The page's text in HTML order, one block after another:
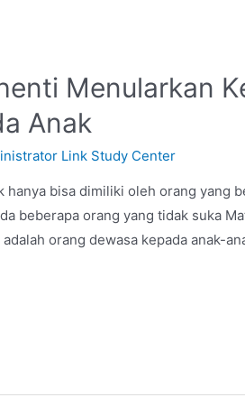
Menularkan
Anak
Link Study Center
hanya bisa dimiliki oleh orang yang
beberapa orang yang tidak suka
orang dewasa kepada anak-